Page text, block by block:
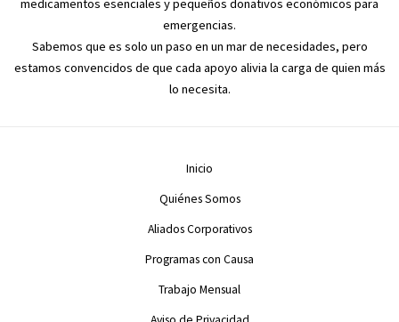
medicamentos esenciales y pequeños donativos económicos para
emergencias.
Sabemos que es solo un paso en un mar de necesidades, pero
estamos convencidos de que cada apoyo alivia la carga de quien más
lo necesita.
Inicio
Quiénes Somos
Aliados Corporativos
Programas con Causa
Trabajo Mensual